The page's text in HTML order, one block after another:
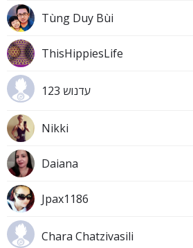
Tùng Duy Bùi
ThisHippiesLife
עדנוש 123
Nikki
Daiana
Jpax1186
Chara Chatzivasili